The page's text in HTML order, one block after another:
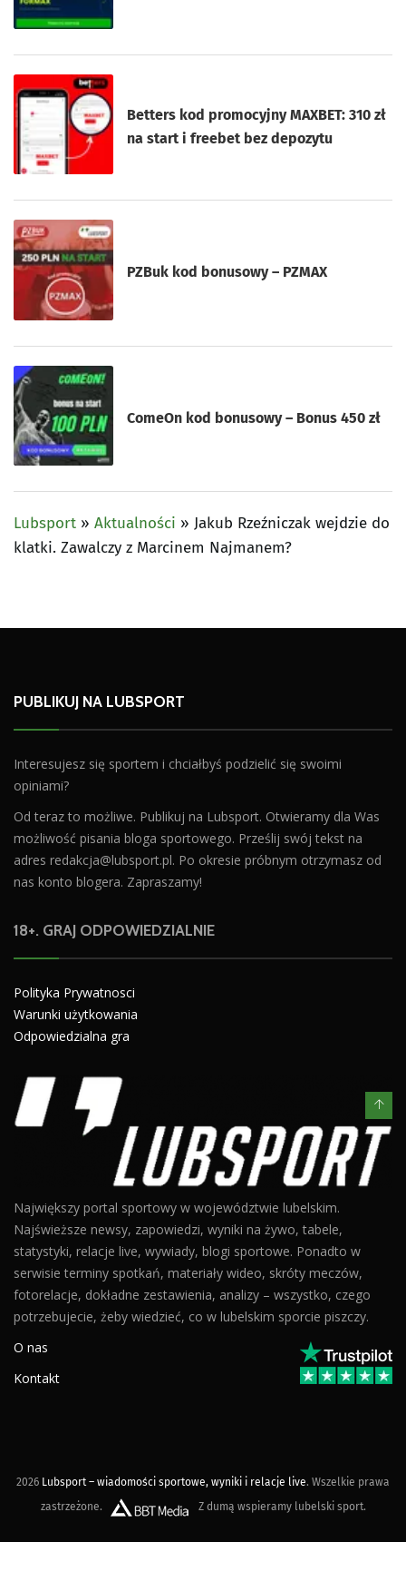
Betters kod promocyjny MAXBET: 310 zł
na start i freebet bez depozytu
PZBuk kod bonusowy – PZMAX
ComeOn kod bonusowy – Bonus 450 zł
Lubsport » Aktualności » Jakub Rzeźniczak wejdzie do
klatki. Zawalczy z Marcinem Najmanem?
PUBLIKUJ NA LUBSPORT
Interesujesz się sportem i chciałbyś podzielić się swoimi
opiniami?
Od teraz to możliwe. Publikuj na Lubsport. Otwieramy dla Was
możliwość pisania bloga sportowego. Prześlij swój tekst na
adres redakcja@lubsport.pl. Po okresie próbnym otrzymasz od
nas konto blogera. Zapraszamy!
18+. GRAJ ODPOWIEDZIALNIE
Polityka Prywatnosci
Warunki użytkowania
Odpowiedzialna gra
Największy portal sportowy w województwie lubelskim.
Najświeższe newsy, zapowiedzi, wyniki na żywo, tabele,
statystyki, relacje live, wywiady, blogi sportowe. Ponadto w
serwisie terminy spotkań, materiały wideo, skróty meczów,
fotorelacje, dokładne zestawienia, analizy – wszystko, czego
potrzebujecie, żeby wiedzieć, co w lubelskim sporcie piszczy.
O nas
Kontakt
2026 Lubsport – wiadomości sportowe, wyniki i relacje live. Wszelkie prawa
zastrzeżone.
Z dumą wspieramy lubelski sport.